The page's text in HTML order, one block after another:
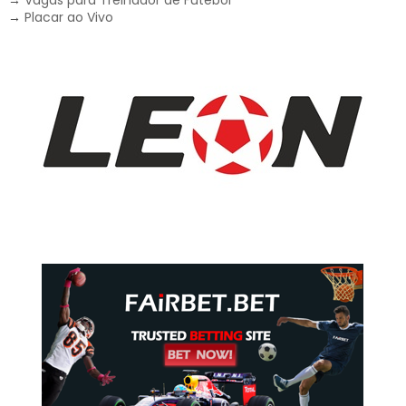
→ Placar ao Vivo